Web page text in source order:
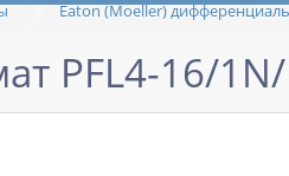
Eaton (Moeller)
PFL4-16/